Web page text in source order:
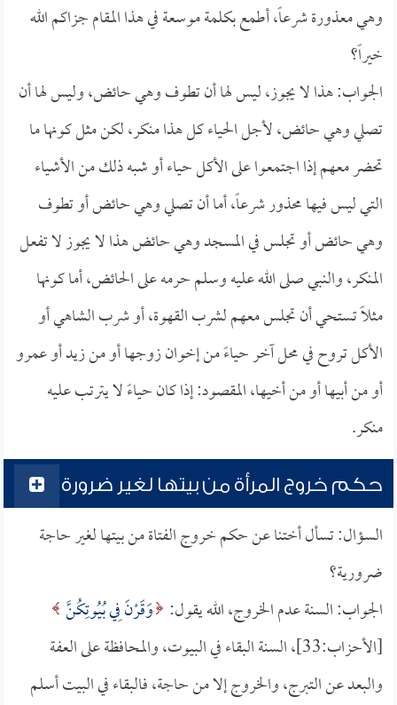
وهي معذورة شرعاً، أطمع بكلمة موسعة في هذا المقام جزاكم الله
خيراً؟
الجواب: هذا لا يجوز، ليس لها أن تطوف وهي حائض، وليس لها أن
تصلي وهي حائض، لأجل الحياء كل هذا منكر، لكن مثل كونها ما
تحضر معهم إذا اجتمعوا على الأكل حياء أو شبه ذلك من الأشياء
التي ليس فيها محذور شرعاً، أما أن تصلي وهي حائض أو تطوف
وهي حائض أو تجلس في المسجد وهي حائض هذا لا يجوز لا تفعل
المنكر، والنبي صلى الله عليه وسلم حرمه على الحائض، أما كونها
مثلاً تستحي أن تجلس معهم لشرب القهوة، أو شرب الشاهي أو
الأكل تروح في محل آخر حياءً من إخوان زوجها أو من زيد أو عمرو
أو من أبيها أو من أخيها، المقصود: إذا كان حياءً لا يترتب عليه
منكر.
حكم خروج المرأة من بيتها لغير ضرورة
السؤال: تسأل أختنا عن حكم خروج الفتاة من بيتها لغير حاجة
ضرورية؟
الجواب: السنة عدم الخروج، الله يقول: وَقَرْنَ فِي بُيُوتِكُنَّ
[الأحزاب:33]، السنة البقاء في البيوت، والمحافظة على العفة
والبعد عن التبرج، والخروج إلا من حاجة، فالبقاء في البيت أسلم